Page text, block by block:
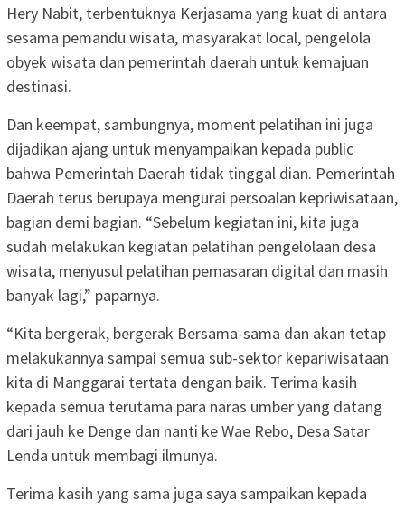
Hery Nabit, terbentuknya Kerjasama yang kuat di antara
sesama pemandu wisata, masyarakat local, pengelola
obyek wisata dan pemerintah daerah untuk kemajuan
destinasi.
Dan keempat, sambungnya, moment pelatihan ini juga
dijadikan ajang untuk menyampaikan kepada public
bahwa Pemerintah Daerah tidak tinggal dian. Pemerintah
Daerah terus berupaya mengurai persoalan kepriwisataan,
bagian demi bagian. “Sebelum kegiatan ini, kita juga
sudah melakukan kegiatan pelatihan pengelolaan desa
wisata, menyusul pelatihan pemasaran digital dan masih
banyak lagi,” paparnya.
“Kita bergerak, bergerak Bersama-sama dan akan tetap
melakukannya sampai semua sub-sektor kepariwisataan
kita di Manggarai tertata dengan baik. Terima kasih
kepada semua terutama para naras umber yang datang
dari jauh ke Denge dan nanti ke Wae Rebo, Desa Satar
Lenda untuk membagi ilmunya.
Terima kasih yang sama juga saya sampaikan kepada